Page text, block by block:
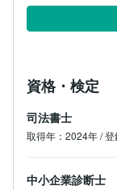
資格・検定
司法書士
取得年：2024年 /
中小企業診断士